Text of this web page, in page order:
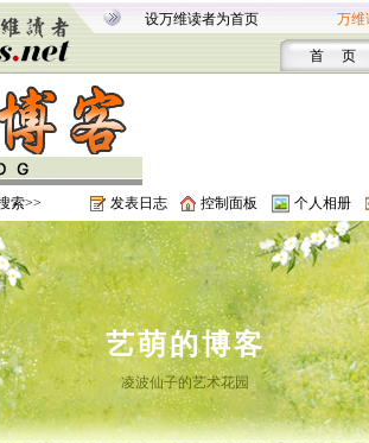
设万维读者为首页 万维
首 页
索>> 发表日志 控制面板 个人相册
艺萌的博客
凌波仙子的艺术花园